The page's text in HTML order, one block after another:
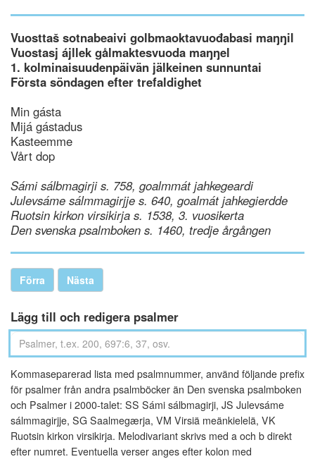
Vuosttaš sotnabeaivi golbmaoktavuođabasi maŋŋil
Vuostasj ájllek gålmaktesvuoda maŋŋel
1. kolminaisuudenpäivän jälkeinen sunnuntai
Första söndagen efter trefaldighet
Min gásta
Mijá gástadus
Kasteemme
Vårt dop
Sámi sálbmagirji s. 758, goalmmát jahkegeardi
Julevsáme sálmmagirjje s. 640, goalmát jahkegierdde
Ruotsin kirkon virsikirja s. 1538, 3. vuosikerta
Den svenska psalmboken s. 1460, tredje årgången
Förra Nästa
Lägg till och redigera psalmer
Kommaseparerad lista med psalmnummer, använd följande prefix
för psalmer från andra psalmböcker än Den svenska psalmboken
och Psalmer i 2000-talet: SS Sámi sálbmagirji, JS Julevsáme
sálmmagirjje, SG Saalmegærja, VM Virsiä meänkielelä, VK
Ruotsin kirkon virsikirja. Melodivariant skrivs med a och b direkt
efter numret. Eventuella verser anges efter kolon med